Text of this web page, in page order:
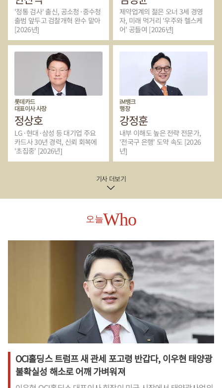
9513대로 지난해보다 178.7% 증가했다.이는 전기 버스를 비롯한
전기 상용차까지 포함한 수치이며 승용차만 보면 6만9160대로 나
타났다. 해당 기간 한국에 새로 등록된 전체 전기차 가운데 중국산
비중은 3분의 1 이상으로 늘었다.더구나 배터리와 전장, 소프트웨어
등 전기차 핵심 요소까지 중국 기업 의존도가 높아질 경우 장기적으
로 공급망 종속으로 이어질 가능성이 나온다.결국 중국과 협력이 단
기적으로는 전동화 경쟁력을 확보하는 현실적 선택이지만 결과적
으로 중국 업체의 글로벌 수출 확대와 공급망 영향력을 키우는 '독이
든 성배'가 될 수 있다는 시각이 떠오른다.글로벌타임스는 "중국의
스마트 드라이빙 부품 공급업체가 한국 자동차 제조사의 공급망에
자리를 잡았다"고평가했다.이근호 기자
'정통 검사' 출신, 공소청·중수청
출범 앞두고 검찰개혁 완수 맡아
[2026년]
제약업계의 젊은 오너 3세 경영
자, 미래 먹거리 '우주와 헬스케
어' 공들여 [2026년]
롯데카드
대표이사 사장
정상호
LG·현대·삼성 등 대기업 주요
카드사 30년 경력, 신뢰 회복에
'초집중' [2026년]
iM뱅크
행장
강정훈
내부 이해도 높은 전략 전문가,
'전국구 은행' 도약 속도 [2026
년]
기사 더보기
오늘Who
OCI홀딩스 트럼프 새 관세 포고령 반갑다, 이우현 태양광
불확실성 해소로 어깨 가벼워져